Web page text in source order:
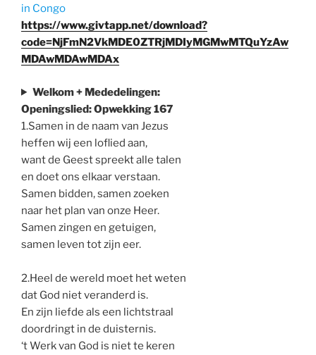
in Congo
https://www.givtapp.net/download?
code=NjFmN2VkMDE0ZTRjMDIyMGMwMTQuYzAw
MDAwMDAwMDAx
Welkom + Mededelingen:
Openingslied: Opwekking 167
1.Samen in de naam van Jezus
heffen wij een loflied aan,
want de Geest spreekt alle talen
en doet ons elkaar verstaan.
Samen bidden, samen zoeken
naar het plan van onze Heer.
Samen zingen en getuigen,
samen leven tot zijn eer.
2.Heel de wereld moet het weten
dat God niet veranderd is.
En zijn liefde als een lichtstraal
doordringt in de duisternis.
‘t Werk van God is niet te keren